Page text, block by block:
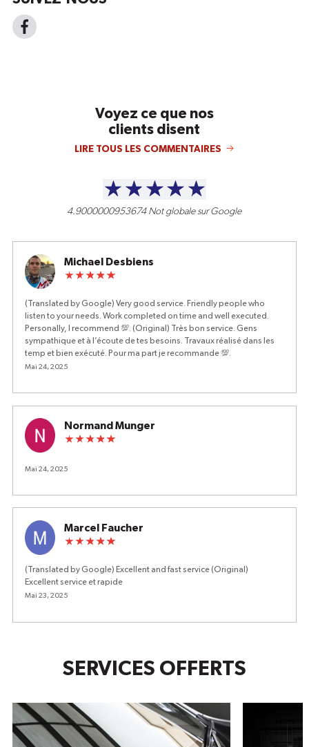
Voyez ce que nos
clients disent
LIRE TOUS LES COMMENTAIRES
4.9000000953674 Not globale sur Google
Michael Desbiens
(Translated by Google) Very good service. Friendly people who
listen to your needs. Work completed on time and well executed.
Personally, I recommend 💯. (Original) Très bon service. Gens
sympathique et à l’écoute de tes besoins. Travaux réalisé dans les
temp et bien exécuté. Pour ma part je recommande 💯.
Mai 24, 2025
Normand Munger
Mai 24, 2025
Marcel Faucher
(Translated by Google) Excellent and fast service (Original)
Excellent service et rapide
Mai 23, 2025
SERVICES OFFERTS